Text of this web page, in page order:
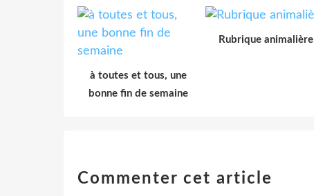
à toutes et tous, une
bonne fin de semaine
Rubrique animalière
Commenter cet article